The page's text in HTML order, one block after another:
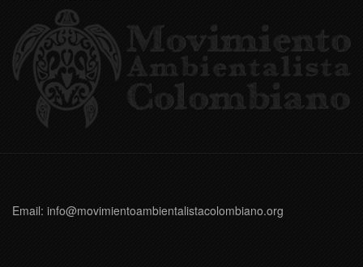
Email: info@movimientoambientalistacolombiano.org